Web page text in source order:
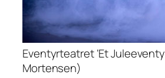
Eventyrteatret ‘Et
Mortensen)